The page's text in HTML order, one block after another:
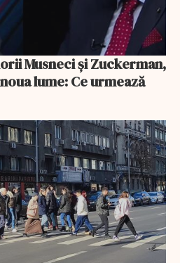
lume: Ce urmează